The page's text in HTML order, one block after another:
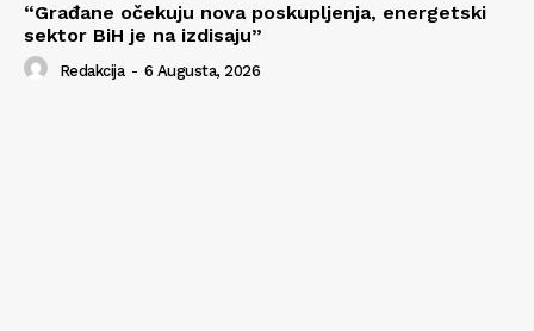
“Građane očekuju nova poskupljenja, energetski
sektor BiH je na izdisaju”
Redakcija - 6 Augusta, 2026